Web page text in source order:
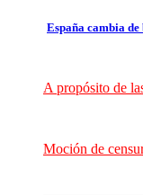
España cambia
A propósito de
Moción de